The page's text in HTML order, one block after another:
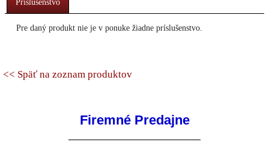
Príslušenstvo
Pre daný produkt nie je v ponuke žiadne príslušenstvo.
<< Späť na zoznam produktov
Firemné Predajne